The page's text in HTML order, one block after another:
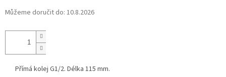
Můžeme doručit do: 10.8.2026
Přímá kolej G1/2. Délka 115 mm.